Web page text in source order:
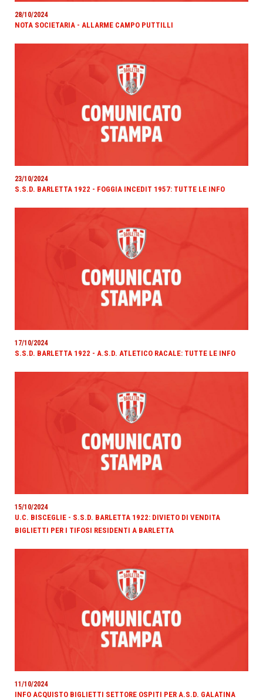
28/10/2024
NOTA SOCIETARIA - ALLARME CAMPO PUTTILLI
23/10/2024
S.S.D. BARLETTA 1922 - FOGGIA INCEDIT 1957: TUTTE LE INFO
17/10/2024
S.S.D. BARLETTA 1922 - A.S.D. ATLETICO RACALE: TUTTE LE INFO
15/10/2024
U.C. BISCEGLIE - S.S.D. BARLETTA 1922: DIVIETO DI VENDITA
BIGLIETTI PER I TIFOSI RESIDENTI A BARLETTA
11/10/2024
INFO ACQUISTO BIGLIETTI SETTORE OSPITI PER A.S.D. GALATINA